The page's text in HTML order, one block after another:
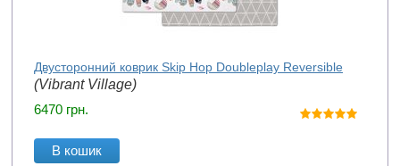
Двусторонний коврик Skip Hop Doubleplay Reversible
(Vibrant Village)
6470 грн.
В кошик